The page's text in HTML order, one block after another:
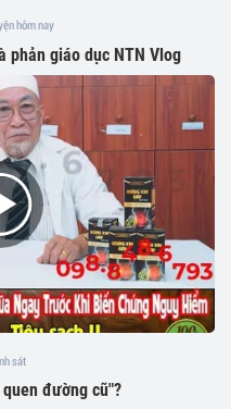
hôm nay
phản giáo dục NTN Vlog
sát
đường cũ"?